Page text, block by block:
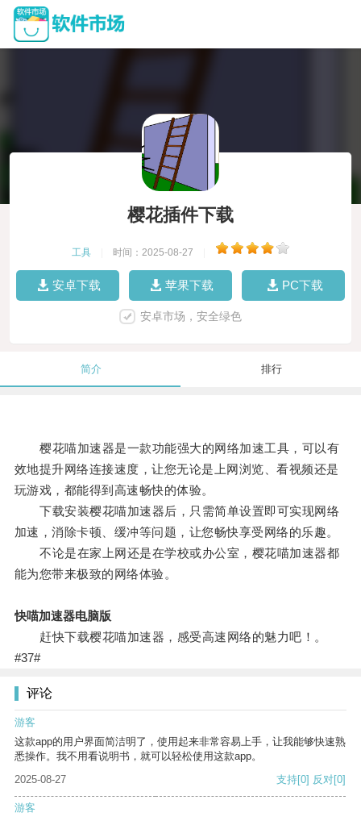
樱花插件下载
工具 时间：2025-08-27
安卓下载 苹果下载 PC下载
安卓市场，安全绿色
简介 排行
樱花喵加速器是一款功能强大的网络加速工具，可以有
效地提升网络连接速度，让您无论是上网浏览、看视频还是
玩游戏，都能得到高速畅快的体验。
下载安装樱花喵加速器后，只需简单设置即可实现网络
加速，消除卡顿、缓冲等问题，让您畅快享受网络的乐趣。
不论是在家上网还是在学校或办公室，樱花喵加速器都
能为您带来极致的网络体验。
快喵加速器电脑版
赶快下载樱花喵加速器，感受高速网络的魅力吧！。
#37#
评论
游客
这款app的用户界面简洁明了，使用起来非常容易上手，让我能够快速熟
悉操作。我不用看说明书，就可以轻松使用这款app。
2025-08-27
支持[0] 反对[0]
游客